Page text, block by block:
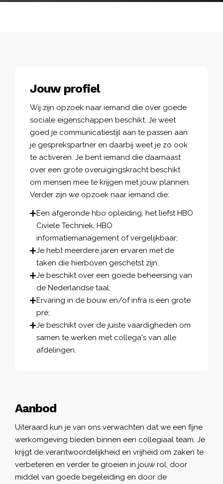
Aanbod
Uiteraard kun je van ons verwachten dat we een fijne
werkomgeving bieden binnen een collegiaal team. Je
krijgt de verantwoordelijkheid en vrijheid om zaken te
verbeteren en verder te groeien in jouw rol, door
middel van goede begeleiding en door de
Jouw profiel
Wij zijn opzoek naar iemand die over goede
sociale eigenschappen beschikt. Je weet
goed je communicatiestijl aan te passen aan
je gesprekspartner en daarbij weet je zo ook
te activeren. Je bent iemand die daarnaast
over een grote overuigingskracht beschikt
om mensen mee te krijgen met jouw plannen.
Verder zijn we opzoek naar iemand die:
Een afgeronde hbo opleiding, het liefst HBO
Civiele Techniek, HBO
informatiemanagement of vergelijkbaar;
Je hebt meerdere jaren ervaren met de
taken die hierboven geschetst zijn;
Je beschikt over een goede beheersing van
de Nederlandse taal;
Ervaring in de bouw en/of infra is een grote
pré;
Je beschikt over de juiste vaardigheden om
samen te werken met collega's van alle
afdelingen.